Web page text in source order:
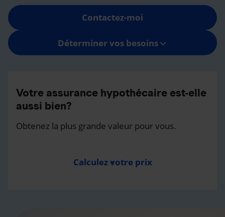
Contactez-moi
Déterminer vos besoins
Votre assurance hypothécaire est-elle
aussi bien?
Obtenez la plus grande valeur pour vous.
Calculez votre prix